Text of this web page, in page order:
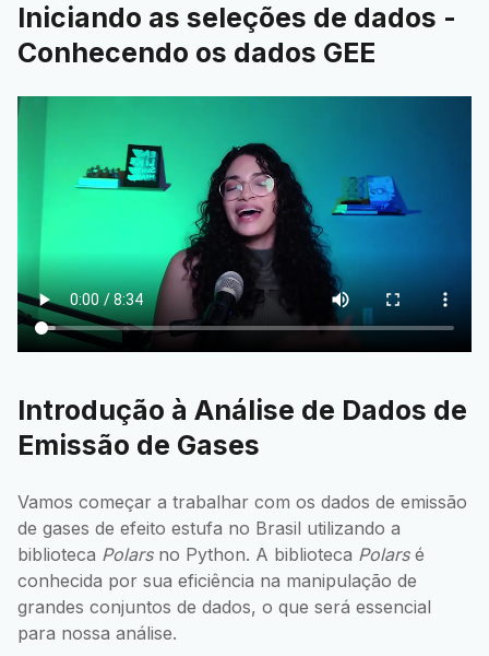
Iniciando as seleções de dados -
Conhecendo os dados GEE
Introdução à Análise de Dados de
Emissão de Gases
Vamos começar a trabalhar com os dados de emissão
de gases de efeito estufa no Brasil utilizando a
biblioteca Polarsno Python. A biblioteca Polarsé
conhecida por sua eficiência na manipulação de
grandes conjuntos de dados, o que será essencial
para nossa análise.